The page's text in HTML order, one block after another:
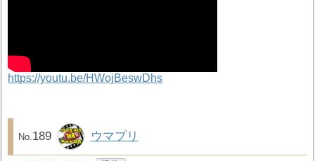
https://youtu.be/HWojBeswDhs
189 ウマプリ